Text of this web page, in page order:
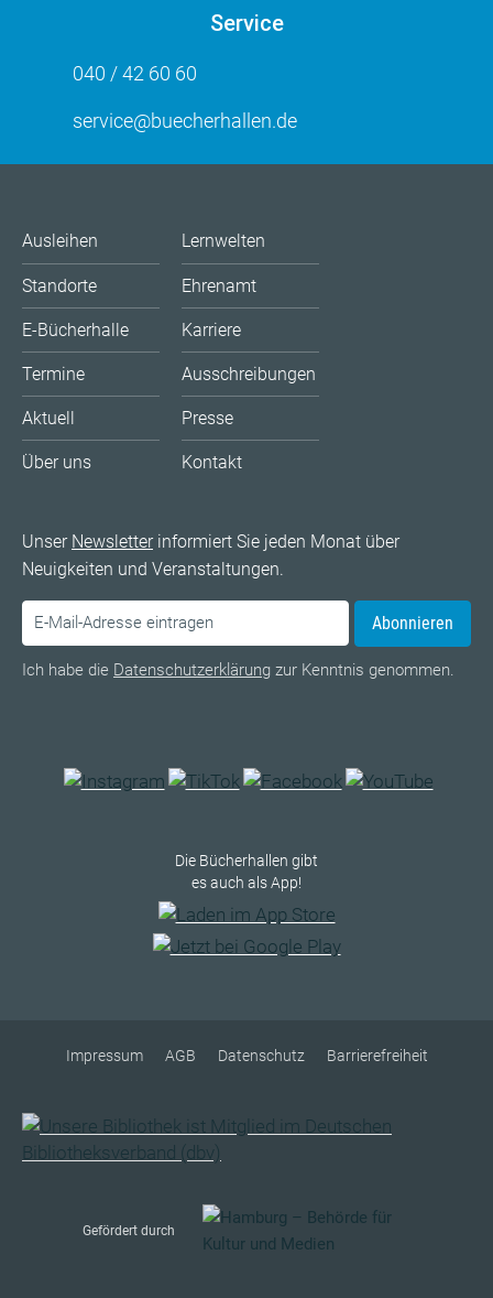
Service
040 / 42 60 60
service@buecherhallen.de
Ausleihen
Standorte
E-Bücherhalle
Termine
Aktuell
Über uns
Lernwelten
Ehrenamt
Karriere
Ausschreibungen
Presse
Kontakt
Unser Newsletterinformiert Sie jeden Monat über
Neuigkeiten und Veranstaltungen.
Abonnieren
Ich habe die Datenschutzerklärung zur Kenntnis genommen.
Die Bücherhallen gibt
es auch als App!
Impressum AGB Datenschutz Barrierefreiheit
Gefördert durch